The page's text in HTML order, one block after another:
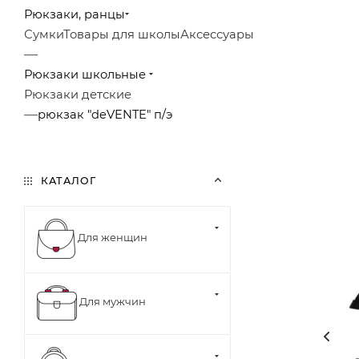
Рюкзаки, ранцы
СумкиТовары для школыАксессуары
—
Рюкзаки школьные
Рюкзаки детские
—рюкзак "deVENTE" п/э
КАТАЛОГ
Для женщин
Для мужчин